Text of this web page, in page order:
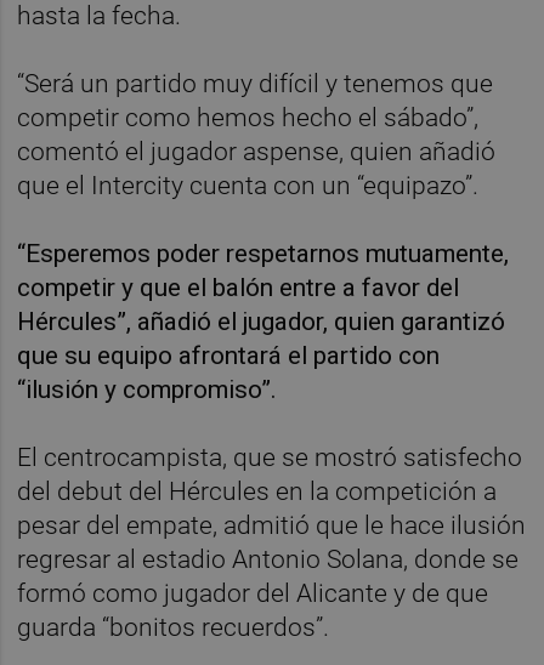
hasta la fecha.
“Será un partido muy difícil y tenemos que
competir como hemos hecho el sábado”,
comentó el jugador aspense, quien añadió
que el Intercity cuenta con un “equipazo”.
“Esperemos poder respetarnos mutuamente,
competir y que el balón entre a favor del
Hércules”, añadió el jugador, quien garantizó
que su equipo afrontará el partido con
“ilusión y compromiso”.
El centrocampista, que se mostró satisfecho
del debut del Hércules en la competición a
pesar del empate, admitió que le hace ilusión
regresar al estadio Antonio Solana, donde se
formó como jugador del Alicante y de que
guarda “bonitos recuerdos”.